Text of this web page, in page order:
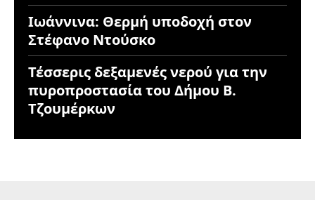
Ιωάννινα: Θερμή υποδοχή στον
Στέφανο Ντούσκο
Τέσσερις δεξαμενές νερού για την
πυροπροστασία του Δήμου Β.
Τζουμέρκων